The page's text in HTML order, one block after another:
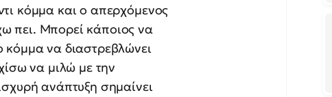
κόμμα και ο απερχόμενος
πει. Μπορεί κάποιος να
κόμμα να διαστρεβλώνει
να μιλώ με την
ανάπτυξη σημαίνει